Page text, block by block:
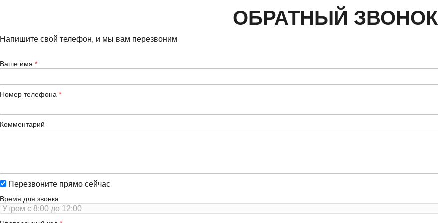
ОБРАТНЫЙ ЗВОНОК
Напишите свой телефон, и мы вам перезвоним
Ваше имя
Номер телефона
Комментарий
Перезвоните прямо сейчас
Время для звонка